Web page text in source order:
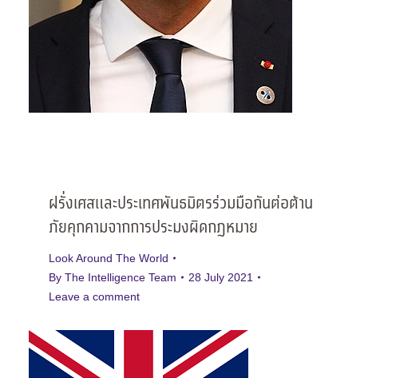
ฝรั่งเศสและประเทศพันธมิตรร่วมมือกันต่อต้าน
ภัยคุกคามจากการประมงผิดกฎหมาย
Look Around The World
By The Intelligence Team
28 July 2021
Leave a comment